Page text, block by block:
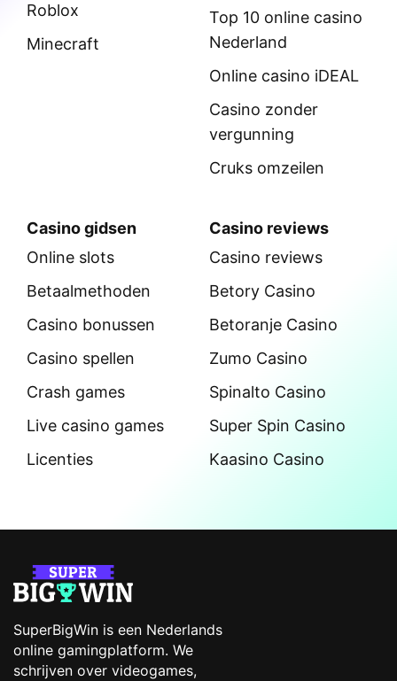
Roblox
Minecraft
Top 10 online casino
Nederland
Online casino iDEAL
Casino zonder
vergunning
Cruks omzeilen
Casino gidsen
Online slots
Betaalmethoden
Casino bonussen
Casino spellen
Crash games
Live casino games
Licenties
Casino reviews
Casino reviews
Betory Casino
Betoranje Casino
Zumo Casino
Spinalto Casino
Super Spin Casino
Kaasino Casino
SuperBigWin is een Nederlands
online gamingplatform. We
schrijven over videogames,